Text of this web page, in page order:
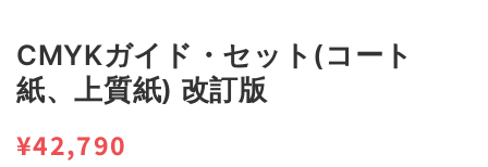
デ
ィ
ア
(1)
開
CMYKガイド・セット(コート
紙、上質紙) 改訂版
通
¥42,790